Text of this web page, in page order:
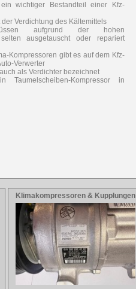
wichtiger Bestandteil einer Kfz-
Verdichtung des Kältemittels
aufgrund der hohen
ausgetauscht oder repariert
Kompressoren gibt es auf dem Kfz-
Verwerter
als Verdichter bezeichnet
Kompressor in
Klimakompressoren & Kupplungen